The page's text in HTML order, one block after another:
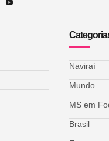
Naviraí
Mundo
MS em
Brasil